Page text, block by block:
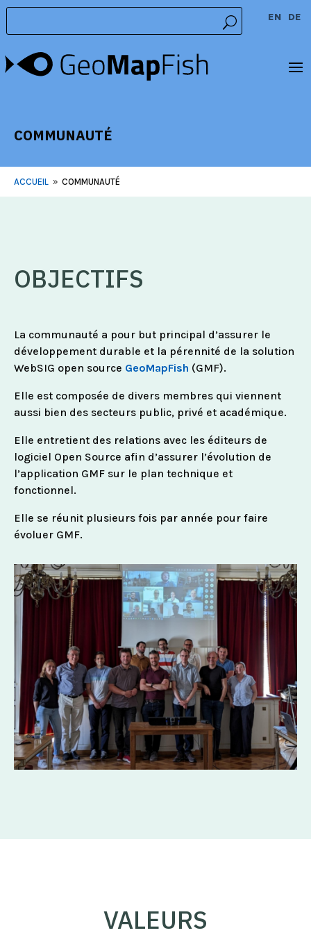
COMMUNAUTÉ
ACCUEIL 9 COMMUNAUTÉ
EN DE
OBJECTIFS
La communauté a pour but principal d’assurer le
développement durable et la pérennité de la solution
WebSIG open source GeoMapFish (GMF).
Elle est composée de divers membres qui viennent
aussi bien des secteurs public, privé et académique.
Elle entretient des relations avec les éditeurs de
logiciel Open Source afin d’assurer l’évolution de
l’application GMF sur le plan technique et
fonctionnel.
Elle se réunit plusieurs fois par année pour faire
évoluer GMF.
VALEURS